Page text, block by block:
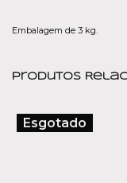
Embalagem de 3 kg.
Produtos
Esgotado